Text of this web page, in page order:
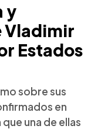
y
Vladimir
Estados
sobre sus
en
una de ellas